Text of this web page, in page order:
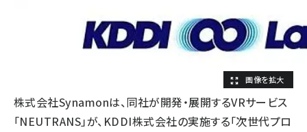
株式会社Synamonは、同社が開発・展開するVRサービス
「NEUTRANS」が、KDDI株式会社の実施する「次世代プロ